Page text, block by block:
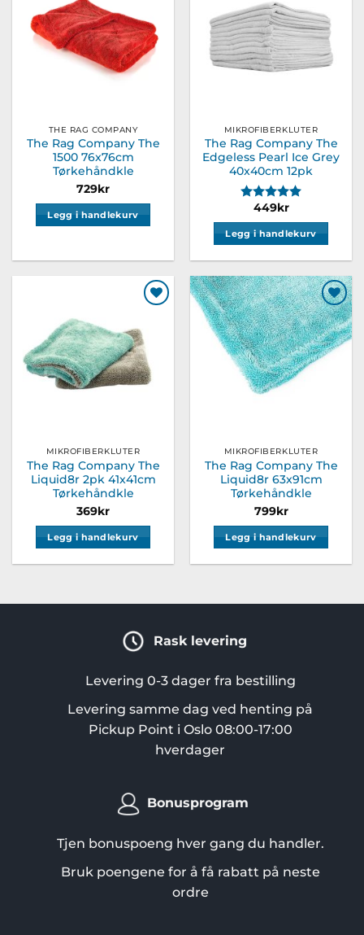
Alternativene
kan
velges
på
Alternativene
kan
velges
på
THE RAG COMPANY
The Rag Company The
1500 76x76cm
Tørkehåndkle
729kr
Legg i handlekurv
ønskeliste
MIKROFIBERKLUTER
The Rag Company The
Edgeless Pearl Ice Grey
40x40cm 12pk
Karakter:
449kr
Legg i handlekurv
ønskeliste
MIKROFIBERKLUTER
The Rag Company The
Liquid8r 2pk 41x41cm
Tørkehåndkle
369kr
Legg i handlekurv
Legg til
ønskeliste
MIKROFIBERKLUTER
The Rag Company The
Liquid8r 63x91cm
Tørkehåndkle
799kr
Legg i handlekurv
Rask levering
Levering 0-3 dager fra bestilling
Levering samme dag ved henting på
Pickup Point i Oslo 08:00-17:00
hverdager
Bonusprogram
Tjen bonuspoeng hver gang du handler.
Bruk poengene for å få rabatt på neste
ordre